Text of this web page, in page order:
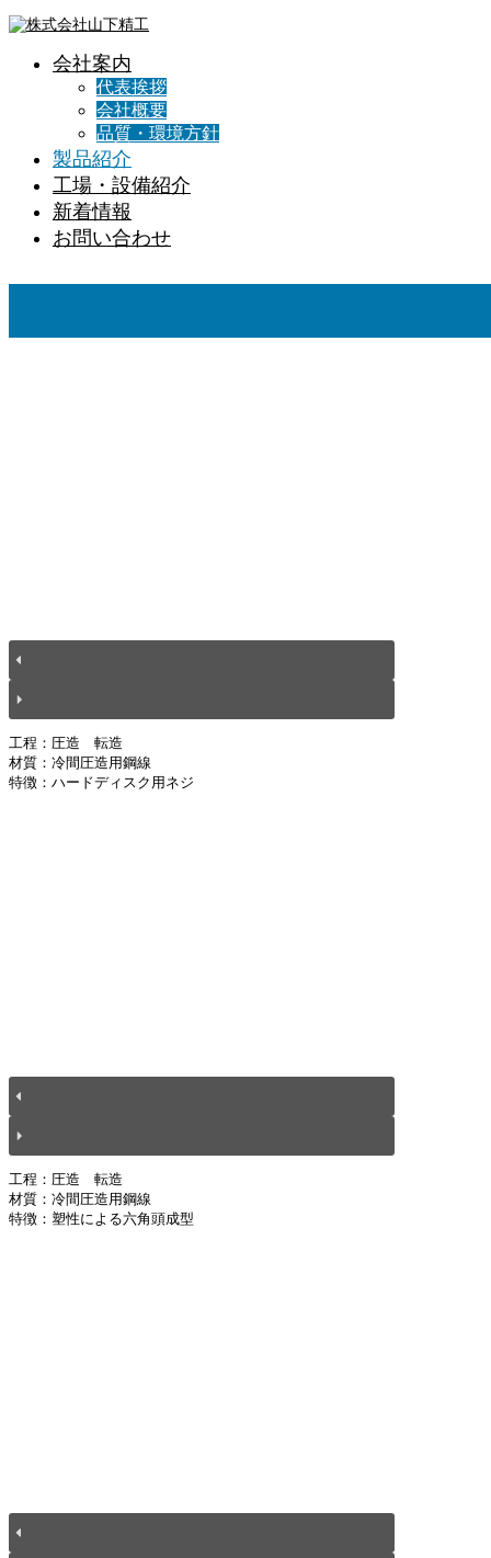
会社案内
代表挨拶
会社概要
品質・環境方針
製品紹介
工場・設備紹介
新着情報
お問い合わせ
工程：圧造　転造
材質：冷間圧造用鋼線
特徴：ハードディスク用ネジ
工程：圧造　転造
材質：冷間圧造用鋼線
特徴：塑性による六角頭成型